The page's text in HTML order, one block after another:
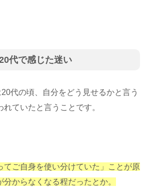
代で感じた迷い
代の頃、自分をどう見せるかと言う
ていたと言うことです。
てご自身を使い分けていた」ことが原
からなくなる程だったとか。